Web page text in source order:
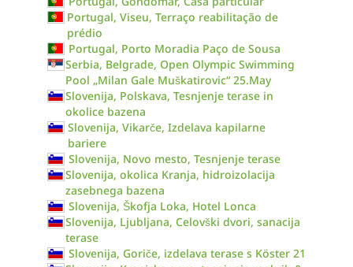
Portugal, Viseu, Terraço reabilitação de
prédio
Portugal, Porto Moradia Paço de Sousa
Serbia, Belgrade, Open Olympic Swimming
Pool „Milan Gale Muškatirovic“ 25.May
Slovenija, Polskava, Tesnjenje terase in
okolice bazena
Slovenija, Vikarče, Izdelava kapilarne
bariere
Slovenija, Novo mesto, Tesnjenje terase
Slovenija, okolica Kranja, hidroizolacija
zasebnega bazena
Slovenija, Škofja Loka, Hotel Lonca
Slovenija, Ljubljana, Celovški dvori, sanacija
terase
Slovenija, Goriče, izdelava terase s Köster 21